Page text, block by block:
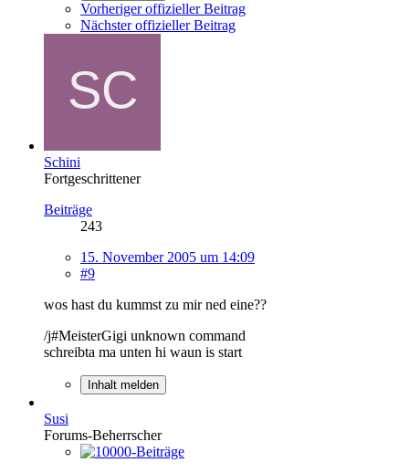
Vorheriger offizieller Beitrag
Nächster offizieller Beitrag
Schini
Fortgeschrittener
Beiträge
243
15. November 2005 um 14:09
#9
wos hast du kummst zu mir ned eine??
/j#MeisterGigi unknown command
schreibta ma unten hi waun is start
Inhalt melden
Susi
Forums-Beherrscher